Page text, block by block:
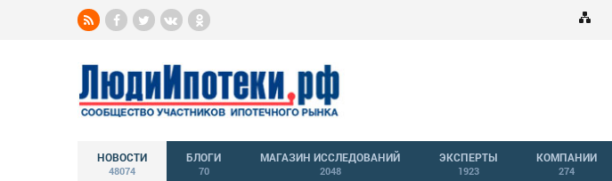
НОВОСТИ
48074
БЛОГИ
70
МАГАЗИН ИССЛЕДОВАНИЙ
2048
ЭКСПЕРТЫ
1923
КОМПАНИИ
274